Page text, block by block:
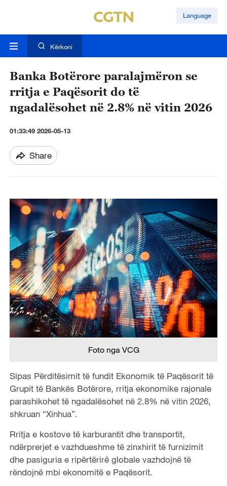
Language
Kërkoni
Banka Botërore paralajmëron se
rritja e Paqësorit do të
ngadalësohet në 2.8% në vitin 2026
01:33:49 2026-05-13
Share
Foto nga VCG
Sipas Përditësimit të fundit Ekonomik të Paqësorit të
Grupit të Bankës Botërore, rritja ekonomike rajonale
parashikohet të ngadalësohet në 2.8% në vitin 2026,
shkruan “Xinhua”.
Rritja e kostove të karburantit dhe transportit,
ndërprerjet e vazhdueshme të zinxhirit të furnizimit
dhe pasiguria e ripërtërirë globale vazhdojnë të
rëndojnë mbi ekonomitë e Paqësorit.